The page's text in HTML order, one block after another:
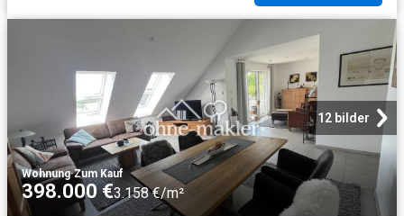
12 bilder
Wohnung·Zum Kauf
398.000 €3.158 €/m²